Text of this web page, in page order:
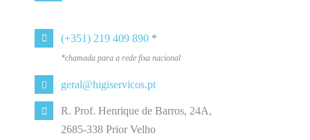
(+351) 219 409 890 *
*chamada para a rede fixa nacional
geral@higiservicos.pt
R. Prof. Henrique de Barros, 24A,
2685-338 Prior Velho